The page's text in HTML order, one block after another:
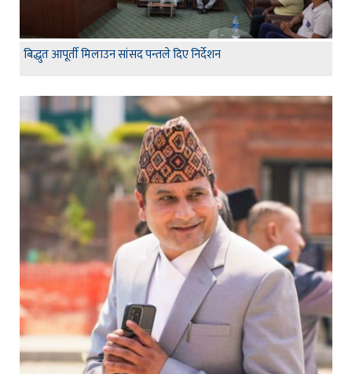
बिद्धुत आपूर्ती मिलाउन सांसद पन्तले दिए निर्देशन